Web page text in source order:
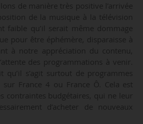
de manière très positive l’arrivée
de la musique à la télévision
faible qu’il serait même dommage
pour être éphémère, disparaisse à
à notre appréciation du contenu,
des programmations à venir.
qu’il s’agit surtout de programmes
France 4 ou France Ô. Cela est
contraintes budgétaires, qui ne leur
d’acheter de nouveaux